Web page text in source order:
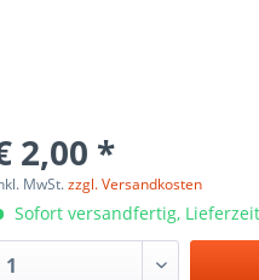
2,00 *
MwSt.zzgl. Versandkosten
Sofort versandfertig,